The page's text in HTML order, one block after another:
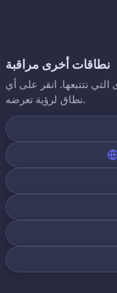
نطاقات أخرى مراقبة
نتتبعها. انقر على أي
نطاق لرؤية تعرضه.